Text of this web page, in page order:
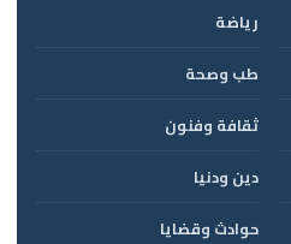
رياضة
طب وصحة
ثقافة وفنون
دين ودنيا
حوادث وقضايا